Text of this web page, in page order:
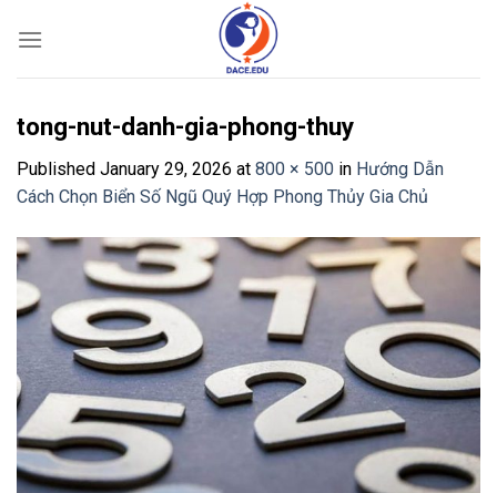
tong-nut-danh-gia-phong-thuy
Published January 29, 2026 at 800 × 500 in Hướng Dẫn
Cách Chọn Biển Số Ngũ Quý Hợp Phong Thủy Gia Chủ